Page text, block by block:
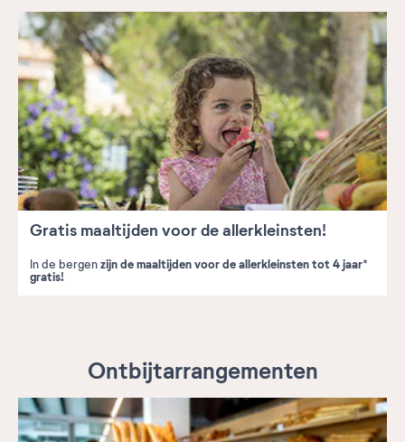
Gratis maaltijden voor de allerkleinsten!
In de bergenzijn de maaltijden voor de allerkleinsten tot 4 jaar*
gratis!
Ontbijtarrangementen